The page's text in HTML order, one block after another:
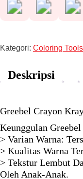
Kategori: Coloring Tools
Deskripsi
Greebel Crayon
Keunggulan
> Varian Warna:
> Kualitas Warna
> Tekstur Lembut
Oleh Anak-Anak.